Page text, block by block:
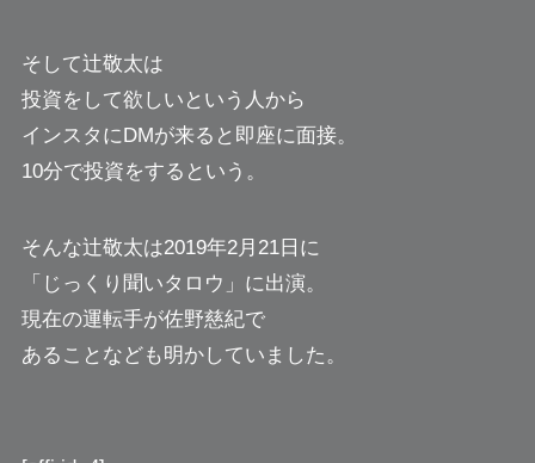
そして辻敬太は
投資をして欲しいという人から
インスタにDMが来ると即座に面接。
10分で投資をするという。
そんな辻敬太は2019年2月21日に
「じっくり聞いタロウ」に出演。
現在の運転手が佐野慈紀で
あることなども明かしていました。